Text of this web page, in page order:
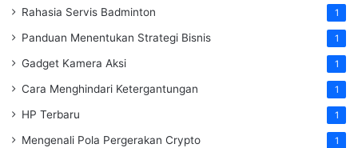
Rahasia Servis Badminton 1
Panduan Menentukan Strategi Bisnis 1
Gadget Kamera Aksi 1
Cara Menghindari Ketergantungan 1
HP Terbaru 1
Mengenali Pola Pergerakan Crypto 1